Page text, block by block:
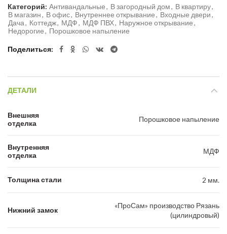
Категорий: Антивандальные, В загородный дом, В квартиру,
В магазин, В офис, Внутреннее открывание, Входные двери,
Дача, Коттедж, МДФ, МДФ ПВХ, Наружное открывание,
Недорогие, Порошковое напыление
Поделиться
ДЕТАЛИ
Внешняя
отделка
Порошковое напыление
Внутренняя
отделка
МДФ
Толщина стали 2 мм.
Нижний замок
«ПроСам» производство Рязань
(цилиндровый)